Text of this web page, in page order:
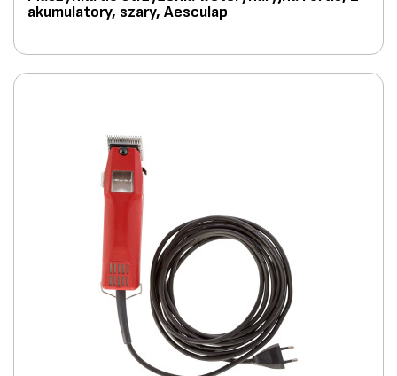
akumulatory, szary, Aesculap